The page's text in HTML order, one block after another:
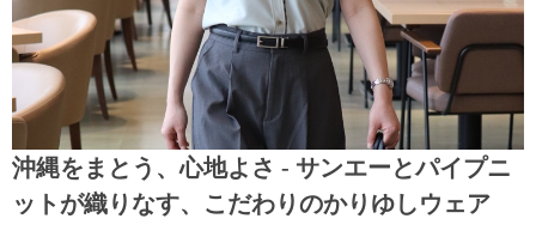
沖縄をまとう、心地よさ - サンエーとパイプニ
ットが織りなす、こだわりのかりゆしウェア